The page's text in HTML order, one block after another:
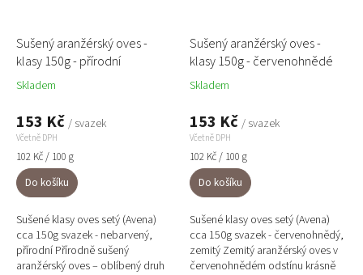
Sušený aranžérský oves -
klasy 150g - přírodní
Skladem
153 Kč / svazek
Včetně DPH
Měrná
cena:
102 Kč / 100 g
Do košíku
Sušené klasy oves setý (Avena)
cca 150g svazek - nebarvený,
přírodní Přírodně sušený
aranžérský oves – oblíbený druh
Sušený aranžérský oves -
klasy 150g - červenohnědé
Skladem
153 Kč / svazek
Včetně DPH
Měrná
cena:
102 Kč / 100 g
Do košíku
Sušené klasy oves setý (Avena)
cca 150g svazek - červenohnědý,
zemitý Zemitý aranžérský oves v
červenohnědém odstínu krásně